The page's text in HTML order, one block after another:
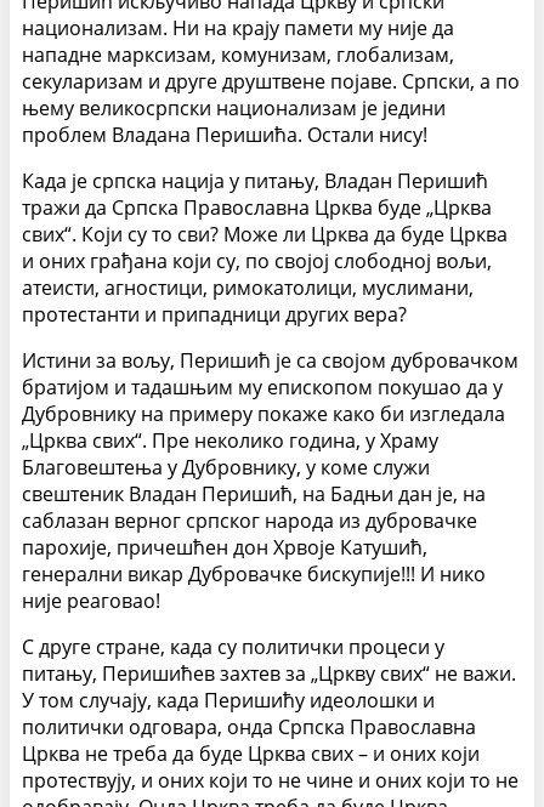
национализам. Ни на крају памети му није да
нападне марксизам, комунизам, глобализам,
секуларизам и друге друштвене појаве. Српски, а по
њему великосрпски национализам је једини
проблем Владана Перишића. Остали нису!
Када је српска нација у питању, Владан Перишић
тражи да Српска Православна Црква буде „Црква
свих“. Који су то сви? Може ли Црква да буде Црква
и оних грађана који су, по својој слободној вољи,
атеисти, агностици, римокатолици, муслимани,
протестанти и припадници других вера?
Истини за вољу, Перишић је са својом дубровачком
братијом и тадашњим му епископом покушао да у
Дубровнику на примеру покаже како би изгледала
„Црква свих“. Пре неколико година, у Храму
Благовештења у Дубровнику, у коме служи
свештеник Владан Перишић, на Бадњи дан је, на
саблазан верног српског народа из дубровачке
парохије, причешћен дон Хрвоје Катушић,
генерални викар Дубровачке бискупије!!! И нико
није реаговао!
С друге стране, када су политички процеси у
питању, Перишићев захтев за „Цркву свих“ не важи.
У том случају, када Перишићу идеолошки и
политички одговара, онда Српска Православна
Црква не треба да буде Црква свих – и оних који
протествују, и оних који то не чине и оних који то не